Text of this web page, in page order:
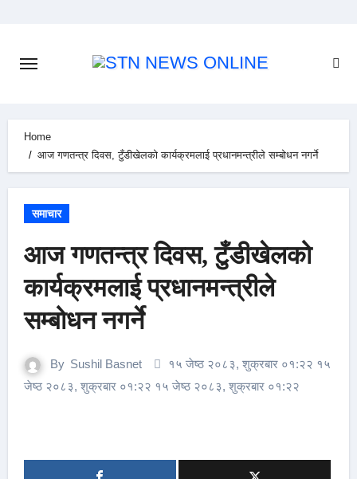
Home
आज गणतन्त्र दिवस, टुँडीखेलको कार्यक्रमलाई प्रधानमन्त्रीले सम्बोधन नगर्ने
समाचार
आज गणतन्त्र दिवस, टुँडीखेलको
कार्यक्रमलाई प्रधानमन्त्रीले
सम्बोधन नगर्ने
By Sushil Basnet
१५ जेष्ठ २०८३, शुक्रबार ०१:२२ १५
जेष्ठ २०८३, शुक्रबार ०१:२२ १५ जेष्ठ २०८३, शुक्रबार ०१:२२